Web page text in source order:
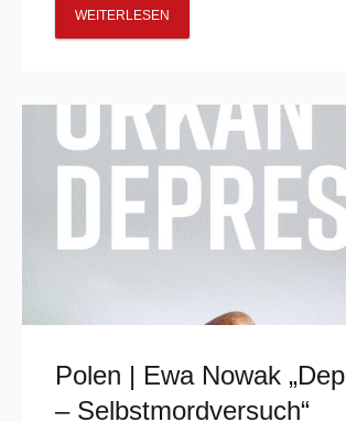
WEITERLESEN
Polen | Ewa Nowak
– Selbstmordversuch“